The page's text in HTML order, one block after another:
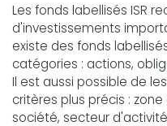
Les fonds labellisés ISR
d'investissements
existe des fonds
catégories : actions,
Il est aussi possible de
critères plus précis :
société, secteur